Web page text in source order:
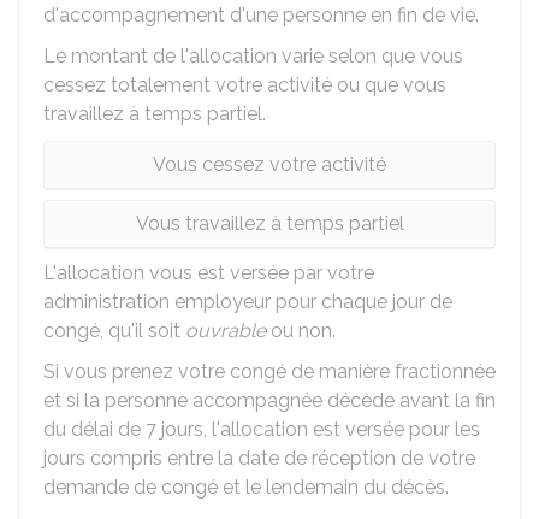
d'accompagnement d'une personne en fin de vie.
Le montant de l'allocation varie selon que vous
cessez totalement votre activité ou que vous
travaillez à temps partiel.
Vous cessez votre activité
Vous travaillez à temps partiel
L'allocation vous est versée par votre
administration employeur pour chaque jour de
congé, qu'il soit ouvrableou non.
Si vous prenez votre congé de manière fractionnée
et si la personne accompagnée décède avant la fin
du délai de 7 jours, l'allocation est versée pour les
jours compris entre la date de réception de votre
demande de congé et le lendemain du décès.